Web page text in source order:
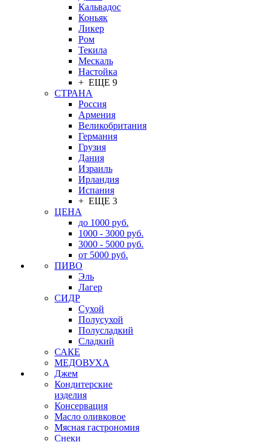
Кальвадос
Коньяк
Ликер
Ром
Текила
Мескаль
Настойка
+ ЕЩЕ 9
СТРАНА
Россия
Армения
Великобритания
Германия
Грузия
Дания
Израиль
Ирландия
Испания
+ ЕЩЕ 3
ЦЕНА
до 1000 руб.
1000 - 3000 руб.
3000 - 5000 руб.
от 5000 руб.
ПИВО
Эль
Лагер
СИДР
Сухой
Полусухой
Полусладкий
Сладкий
САКЕ
МЕДОВУХА
Джем
Кондитерские
изделия
Консервация
Масло оливковое
Мясная гастрономия
Снеки